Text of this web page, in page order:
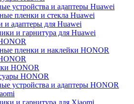
устройства и адаптеры Huawei
пленки и стекла Huawei
и адаптеры для Huawei
и гарнитура для Huawei
пленки и наклейки HONOR
HONOR
HONOR
устройства и адаптеры HONOR
и гарнитура для Xiaomi